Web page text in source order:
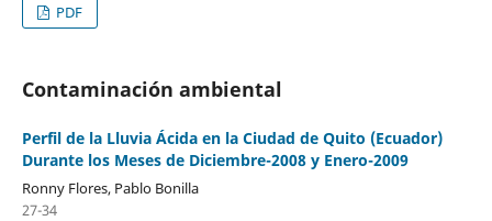
PDF
Contaminación ambiental
Perfil de la Lluvia Ácida en la Ciudad de Quito (Ecuador)
Durante los Meses de Diciembre-2008 y Enero-2009
Ronny Flores, Pablo Bonilla
27-34